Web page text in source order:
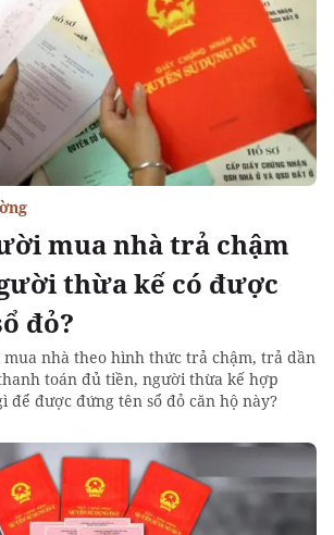
mua nhà trả chậm
thừa kế có được
đỏ?
nhà theo hình thức trả chậm, trả dần
toán đủ tiền, người thừa kế hợp
để được đứng tên sổ đỏ căn hộ này?